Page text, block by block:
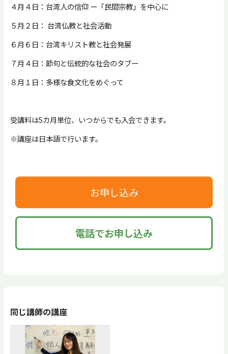
４月４日：台湾人の信仰 ー「民間宗教」を中心に
５月２日： 台湾仏教と社会活動
６月６日：台湾キリスト教と社会発展
７月４日：節句と伝統的な社会のタブー
８月１日：多様な食文化をめぐって
受講料は5カ月単位、いつからでも入会できます。
※講座は日本語で行います。
お申し込み
電話でお申し込み
同じ講師の講座